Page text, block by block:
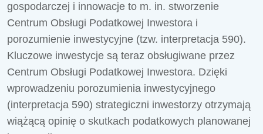
gospodarczej i innowacje to m. in. stworzenie
Centrum Obsługi Podatkowej Inwestora i
porozumienie inwestycyjne (tzw. interpretacja 590).
Kluczowe inwestycje są teraz obsługiwane przez
Centrum Obsługi Podatkowej Inwestora. Dzięki
wprowadzeniu porozumienia inwestycyjnego
(interpretacja 590) strategiczni inwestorzy otrzymają
wiążącą opinię o skutkach podatkowych planowanej